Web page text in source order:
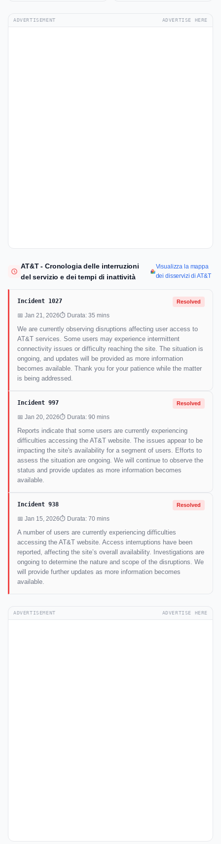
ADVERTISEMENT ADVERTISE HERE
AT&T - Cronologia delle interruzioni
del servizio e dei tempi di inattività
Visualizza la mappa
dei disservizi di AT&T
Incident 1027 Resolved
📅 Jan 21, 2026⏱ Durata: 35 mins
We are currently observing disruptions affecting user access to
AT&T services. Some users may experience intermittent
connectivity issues or difficulty reaching the site. The situation is
ongoing, and updates will be provided as more information
becomes available. Thank you for your patience while the matter
is being addressed.
Incident 997 Resolved
📅 Jan 20, 2026⏱ Durata: 90 mins
Reports indicate that some users are currently experiencing
difficulties accessing the AT&T website. The issues appear to be
impacting the site's availability for a segment of users. Efforts to
assess the situation are ongoing. We will continue to observe the
status and provide updates as more information becomes
available.
Incident 938 Resolved
📅 Jan 15, 2026⏱ Durata: 70 mins
A number of users are currently experiencing difficulties
accessing the AT&T website. Access interruptions have been
reported, affecting the site’s overall availability. Investigations are
ongoing to determine the nature and scope of the disruptions. We
will provide further updates as more information becomes
available.
ADVERTISEMENT ADVERTISE HERE